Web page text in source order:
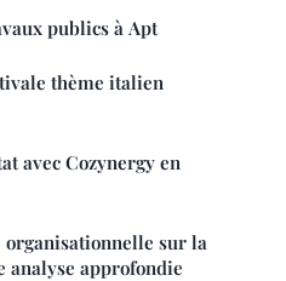
publics à Apt
thème italien
avec Cozynergy en
sur la
analyse approfondie